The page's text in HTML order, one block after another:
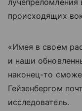
лучепреломления
происходящих
«Имея в своем
и наши
наконец-то
Гейзенбергом
исследователь.